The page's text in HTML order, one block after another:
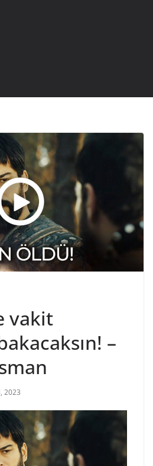
vakit
–
2023